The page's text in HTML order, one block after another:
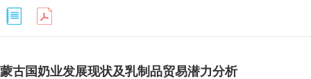
蒙古国奶业发展现状及乳制品贸易潜力分析